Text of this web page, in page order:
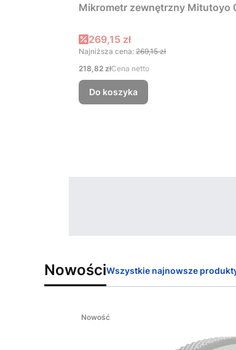
Mikrometr zewnętrzny Mitutoyo
Cena promocyjna
269,15 zł
Najniższa cena: 269,15 zł
Cena
218,82 złCena netto
Do koszyka
NowościWszystkie najnowsze
Nowość